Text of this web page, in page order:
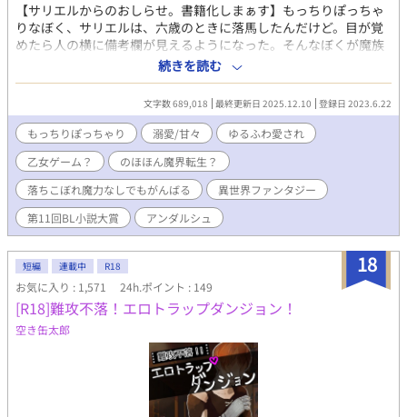
【サリエルからのおしらせ。書籍化しまぁす】もっちりぽっちゃ
りなぼく、サリエルは、六歳のときに落馬したんだけど。目が覚
めたら人の横に備考欄が見えるようになった。そんなぼくが魔族
の国でゆるふわっと漂い危機回避する、のほほんハートフルライ
フ。うーん、記憶喪失というわけではないが、なんか家族に違和
感があるなぁ？ わかっている。ここは魔族が住む国で、父上が
魔王だってことは。でも、なんかおかしいと思っちゃう。あと備
考欄も人に言えないやつだよね？ ぼくの備考欄には『悪役令嬢
の兄（尻拭い）』と書いてあるけど…うん、死にかけるとか殺さ
れかけるとか、いろいろあるけど。まぁいいや。 ぼくに優しく
してくれる超絶美形の長兄、レオンハルト。ちょっと言葉のきつ
い次兄のラーディン。おそらく悪役令嬢で、ぼくが死にかかって
も高らかに笑う妹のディエンヌ。気の弱い異母弟のシュナイツ、
という兄弟に囲まれた、もっちりなぼくの悪魔城ライフです。
さらに、従兄弟のマルチェロやマリーベル、ラーディンの護衛の
ファウスト、優秀な成績ですごいシュナイツのご学友のエドガー
という友達も巻き込んでのドタバタ魔王学園乙女ゲームストーリ
ーもあるよ。 え？ 乙女ゲーム？ なにそれ、美味しいの？ 第１
１回BL小説大賞で、アンダルシュノベルズb賞をいただきまし
た。 さらに、２０２５年三月中旬に書籍発売になります。読者の
みなさま、応援していただき、ありがとうございます。書籍化に
伴い設定が変更された部分がございます。四十一話以降の話はし
ばらく維持し、直しはナシの予定です。ご了承くださいませ。 本
編は完結しましたが、おまけなど、たまに出します。よろしくお
続きを読む
文字数 689,018 最終更新日 2025.12.10 登録日 2023.6.22
もっちりぽっちゃり 溺愛/甘々
ゆるふわ愛され
乙女ゲーム？
のほほん魔界転生？
落ちこぼれ魔力なしでもがんばる
異世界ファンタジー
第11回BL小説大賞
アンダルシュ
18
短編 連載中 R18
お気に入り : 1,571 24h.ポイント : 149
[R18]難攻不落！エロトラップダンジョン！
空き缶太郎